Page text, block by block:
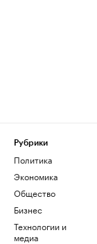
Рубрики
Политика
Экономика
Общество
Бизнес
Технологии и
медиа